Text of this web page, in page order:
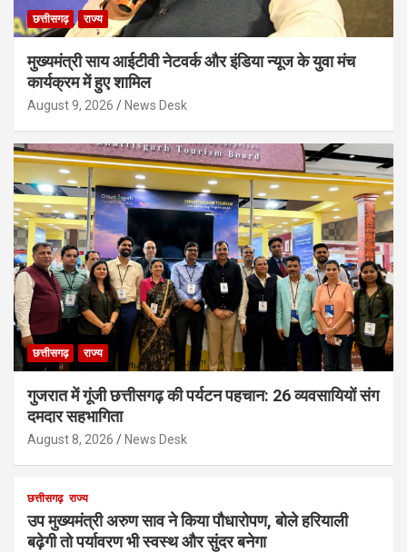
छत्तीसगढ़ राज्य
मुख्यमंत्री साय आईटीवी नेटवर्क और इंडिया न्यूज के युवा मंच
कार्यक्रम में हुए शामिल
August 9, 2026 News Desk
छत्तीसगढ़ राज्य
गुजरात में गूंजी छत्तीसगढ़ की पर्यटन पहचान: 26 व्यवसायियों संग
दमदार सहभागिता
August 8, 2026 News Desk
छत्तीसगढ़ राज्य
उप मुख्यमंत्री अरुण साव ने किया पौधारोपण, बोले हरियाली
बढ़ेगी तो पर्यावरण भी स्वस्थ और सुंदर बनेगा